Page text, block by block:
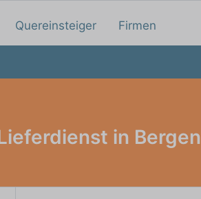
Quereinsteiger Firmen
in Bergen